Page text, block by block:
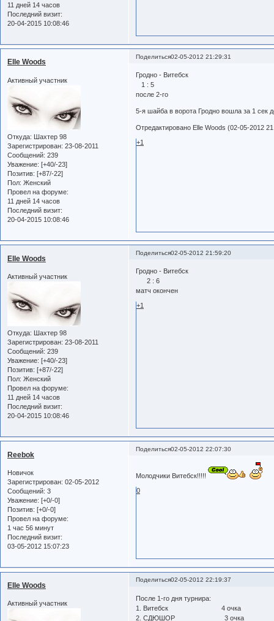
11 дней 14 часов
Последний визит:
20-04-2015 10:08:46
Поделиться02-05-2012 21:29:31
Elle Woods
Активный участник
Откуда: Шахтер 98
Зарегистрирован: 23-08-2011
Сообщений: 239
Уважение: [+40/-23]
Позитив: [+87/-22]
Пол: Женский
Провел на форуме:
11 дней 14 часов
Последний визит:
20-04-2015 10:08:46
Гродно - Витебск
1 : 5
после 2-го
5-я шайба в ворота Гродно вошла за 1 сек
Отредактировано Elle Woods (02-05-2012
+1
Поделиться02-05-2012 21:59:20
Elle Woods
Активный участник
Откуда: Шахтер 98
Зарегистрирован: 23-08-2011
Сообщений: 239
Уважение: [+40/-23]
Позитив: [+87/-22]
Пол: Женский
Провел на форуме:
11 дней 14 часов
Последний визит:
20-04-2015 10:08:46
Гродно - Витебск
2 : 6
матч окончен
+1
Поделиться02-05-2012 22:07:30
Reebok
Новичок
Зарегистрирован: 02-05-2012
Сообщений: 3
Уважение: [+0/-0]
Позитив: [+0/-0]
Провел на форуме:
1 час 56 минут
Последний визит:
03-05-2012 15:07:23
Молодчики Витебск!!!!!
0
Поделиться02-05-2012 22:19:37
Elle Woods
Активный участник
После 1-го дня турнира:
1. Витебск 4 очка
2. СДЮШОР 3 очка